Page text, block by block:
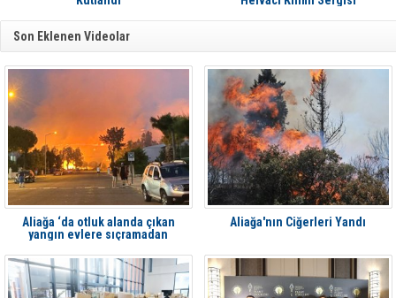
Son Eklenen Videolar
Aliağa ‘da otluk alanda çıkan
yangın evlere sıçramadan
Aliağa'nın Ciğerleri Yandı